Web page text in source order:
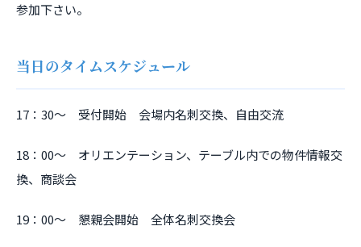
参加下さい。
当日のタイムスケジュール
17：30～ 受付開始 会場内名刺交換、自由交流
18：00～ オリエンテーション、テーブル内での物件情報交
換、商談会
19：00～ 懇親会開始 全体名刺交換会